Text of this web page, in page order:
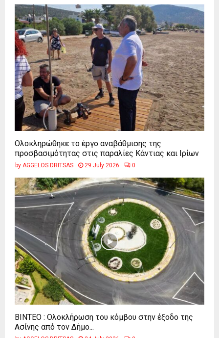
Ολοκληρώθηκε το έργο αναβάθμισης της
προσβασιμότητας στις παραλίες Κάντιας και Ιρίων
by AGGELOS DRITSAS 29 July 2026 0
ΒΙΝΤΕΟ : Ολοκλήρωση του κόμβου στην έξοδο της
Ασίνης από τον Δήμο...